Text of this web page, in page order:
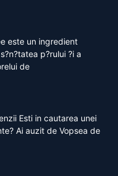
este un ingredient
p?rului ?i a
de
Esti in cautarea unei
Ai auzit de Vopsea de